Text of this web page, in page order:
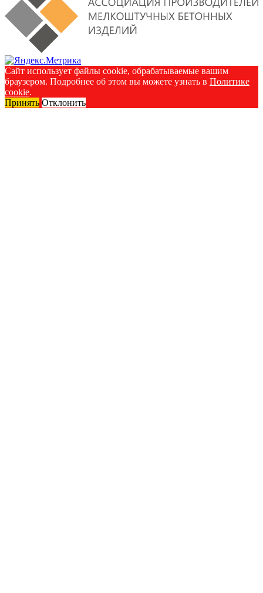
Сайт использует файлы cookie, обрабатываемые вашим
браузером. Подробнее об этом вы можете узнать в Политике
cookie.
Принять Отклонить